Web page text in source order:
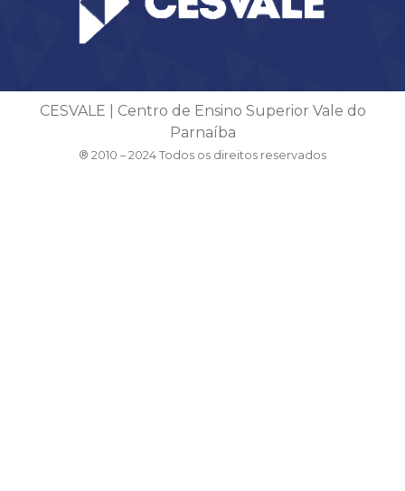
CESVALE | Centro de Ensino Superior Vale do
Parnaíba
® 2010 – 2024 Todos os direitos reservados